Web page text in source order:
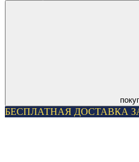
БЕСПЛАТНАЯ ДОСТАВКА